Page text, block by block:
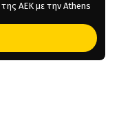
ΑΕΚ με την Athens